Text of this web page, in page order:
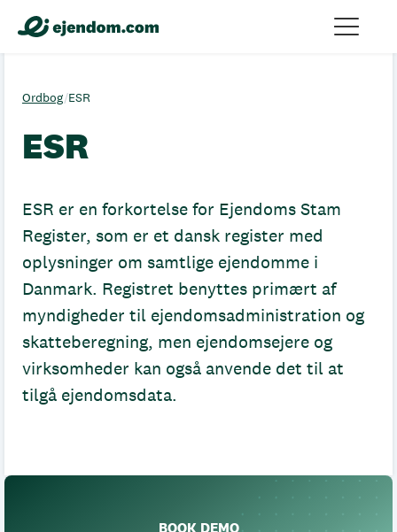
Ordbog/ESR
ESR
ESR er en forkortelse for Ejendoms Stam
Register, som er et dansk register med
oplysninger om samtlige ejendomme i
Danmark. Registret benyttes primært af
myndigheder til ejendomsadministration og
skatteberegning, men ejendomsejere og
virksomheder kan også anvende det til at
tilgå ejendomsdata.
BOOK DEMO